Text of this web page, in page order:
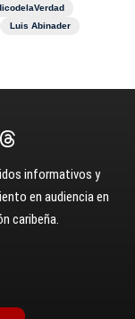
Luis Abinader
informativos y
en audiencia en
caribeña.